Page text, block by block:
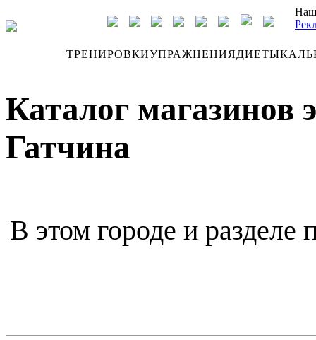
ТРЕНИРОВКИУПРАЖНЕНИЯДИЕТЫ
Каталог магазинов
Гатчина
В этом городе и разделе